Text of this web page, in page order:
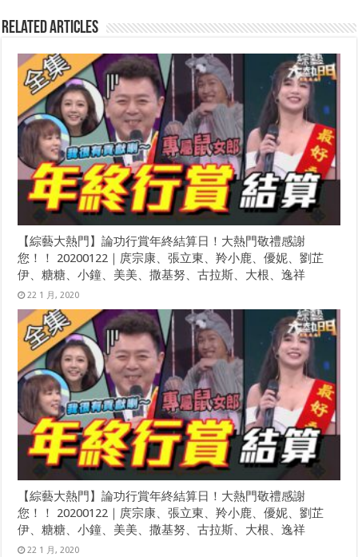
Related Articles
【綜藝大熱門】論功行賞年終結算日！大熱門敬禮感謝
您！！ 20200122｜庹宗康、張立東、羚小鹿、優妮、劉芷
伊、糖糖、小鐘、美美、撒基努、古拉斯、大根、逸祥
22 1 月, 2020
【綜藝大熱門】論功行賞年終結算日！大熱門敬禮感謝
您！！ 20200122｜庹宗康、張立東、羚小鹿、優妮、劉芷
伊、糖糖、小鐘、美美、撒基努、古拉斯、大根、逸祥
22 1 月, 2020